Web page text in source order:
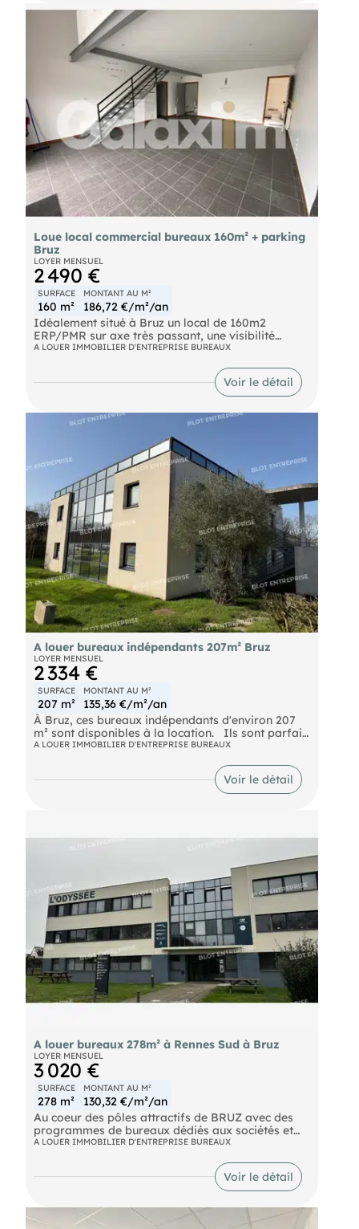
Loue local commercial bureaux 160m² + parking
Bruz
LOYER MENSUEL
2 490 €
SURFACE
160 m²
MONTANT AU M²
186,72 €/m²/an
Idéalement situé à Bruz un local de 160m2
ERP/PMR sur axe très passant, une visibilité
maximale garantie. ~15 places de parking
libérales, services. Disponible rapidement.
Honoraires de 8 067 € HT à la charge du locataire.
Dépôt de garantie 5 000 €. Non soumis au DPE.
Les informations sur les risques auxquels ce bien
est exposé sont disponibles sur le site Géorisques :
https://www.georisques.gouv.fr.
.
: L'Immobilier sur Mesure !
A LOUER IMMOBILIER D'ENTREPRISE BUREAUX
Voir le détail
A louer bureaux indépendants 207m² Bruz
LOYER MENSUEL
2 334 €
SURFACE
207 m²
MONTANT AU M²
135,36 €/m²/an
À Bruz, ces bureaux indépendants d'environ 207
m² sont disponibles à la location. Ils sont parfait
pour votre activité professionnelle et pour un
campus Ker Lann et desserte par bus .
Stationnement : 9 parkings aériens et 1 garage .
Les informations sur les risques naturels, miniers,
A LOUER IMMOBILIER D'ENTREPRISE BUREAUX
Voir le détail
A louer bureaux 278m² à Rennes Sud à Bruz
LOYER MENSUEL
3 020 €
SURFACE
278 m²
MONTANT AU M²
130,32 €/m²/an
Au coeur des pôles attractifs de BRUZ avec des
programmes de bureaux dédiés aux sociétés et
écoles de formation reconnues au niveau national.
d'un Centre d'Affaires, une surface de bureaux au
REZ-DE-CHAUSSEE de 278,81 m² d'un immeuble
- 3 bureaux,
- 2 open-spaces,
A LOUER IMMOBILIER D'ENTREPRISE BUREAUX
Voir le détail